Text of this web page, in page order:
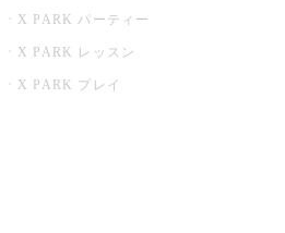
X PARK パーティー
X PARK レッスン
X PARK プレイ